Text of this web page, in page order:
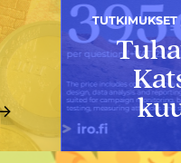
TUTKIMUKSET